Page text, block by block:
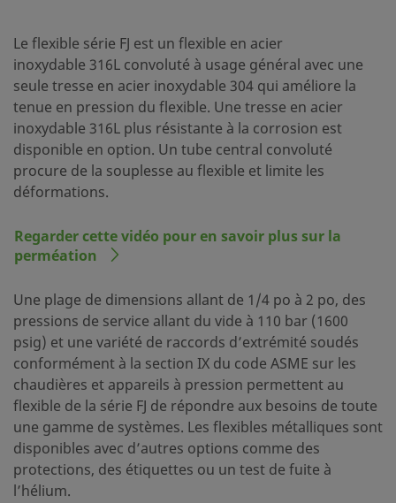
Le flexible série FJ est un flexible en acier
inoxydable 316L convoluté à usage général avec une
seule tresse en acier inoxydable 304 qui améliore la
tenue en pression du flexible. Une tresse en acier
inoxydable 316L plus résistante à la corrosion est
disponible en option. Un tube central convoluté
procure de la souplesse au flexible et limite les
déformations.
Regarder cette vidéo pour en savoir plus sur la
perméation
Une plage de dimensions allant de 1/4 po à 2 po, des
pressions de service allant du vide à 110 bar (1600
psig) et une variété de raccords d’extrémité soudés
conformément à la section IX du code ASME sur les
chaudières et appareils à pression permettent au
flexible de la série FJ de répondre aux besoins de toute
une gamme de systèmes. Les flexibles métalliques sont
disponibles avec d’autres options comme des
protections, des étiquettes ou un test de fuite à
l’hélium.